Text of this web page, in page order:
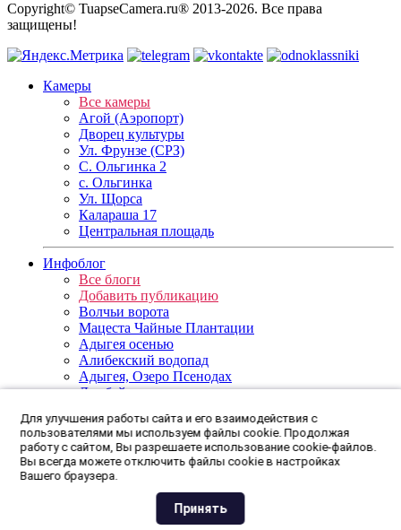
Для улучшения работы сайта и его взаимодействия с
пользователями мы используем файлы cookie. Продолжая
работу с сайтом, Вы разрешаете использование cookie-файлов.
Вы всегда можете отключить файлы cookie в настройках
Вашего браузера.
Принять
Copyright© TuapseCamera.ru® 2013-2026. Все права
защищены!
Камеры
Все камеры
Агой (Аэропорт)
Дворец культуры
Ул. Фрунзе (СРЗ)
С. Ольгинка 2
с. Ольгинка
Ул. Щорса
Калараша 17
Центральная площадь
Инфоблог
Все блоги
Добавить публикацию
Волчьи ворота
Мацеста Чайные Плантации
Адыгея осенью
Алибекский водопад
Адыгея, Озеро Псенодах
Домбай за два дня
Пшехский водопад Апшеронский район
Информация
О Проекте
Написать нам